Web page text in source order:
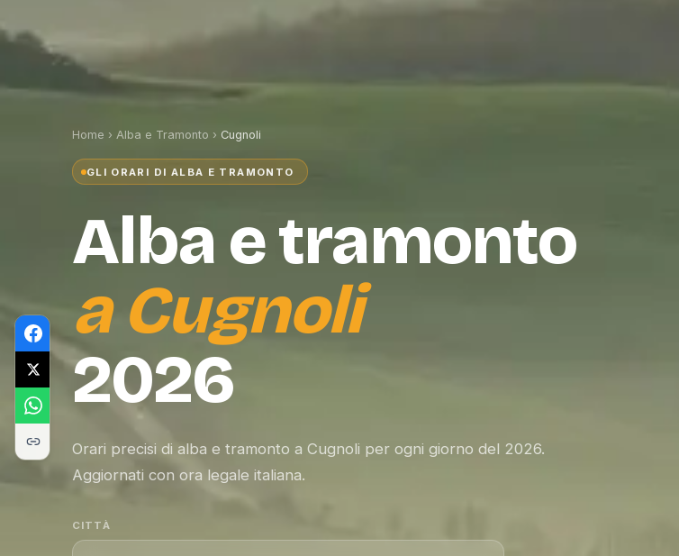
Home › Alba e Tramonto › Cugnoli
GLI ORARI DI ALBA E TRAMONTO
Alba e tramonto
aCugnoli
2026
Orari precisi di alba e tramonto a Cugnoli per ogni giorno del 2026.
Aggiornati con ora legale italiana.
CITTÀ